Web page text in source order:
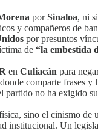
porSinaloa, ni
y compañeros de
por presuntos
de “la embestida
en Culiacán para
comparte frases y
partido no ha exigido
sino el cinismo
institucional. Un